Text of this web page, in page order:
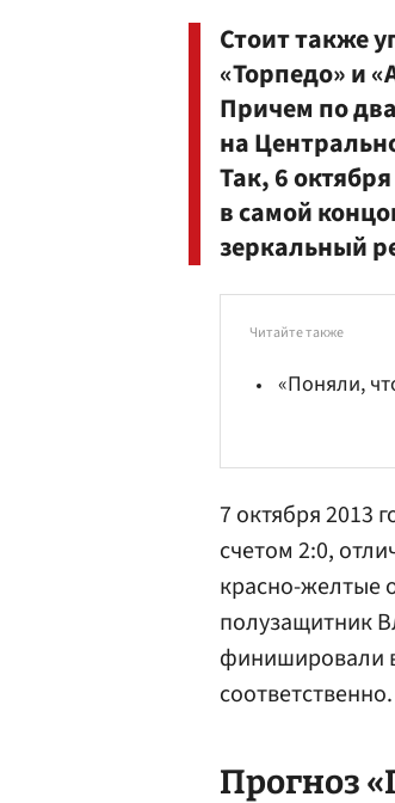
Стоит также
«Торпедо» и
Причем по
на
Так, 6
в самой
зеркальный
Читайте также
«Поняли,
7 октября 2013
счетом 2:0,
красно-желтые
полузащитник
финишировали
соответственно.
Прогноз